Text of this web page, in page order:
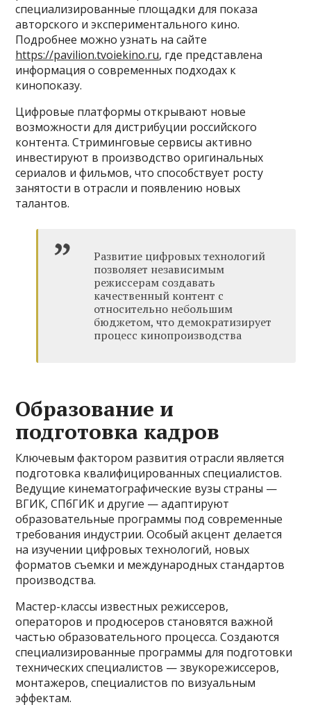
специализированные площадки для показа
авторского и экспериментального кино.
Подробнее можно узнать на сайте
https://pavilion.tvoiekino.ru, где представлена
информация о современных подходах к
кинопоказу.
Цифровые платформы открывают новые
возможности для дистрибуции российского
контента. Стриминговые сервисы активно
инвестируют в производство оригинальных
сериалов и фильмов, что способствует росту
занятости в отрасли и появлению новых
талантов.
Развитие цифровых технологий
позволяет независимым
режиссерам создавать
качественный контент с
относительно небольшим
бюджетом, что демократизирует
процесс кинопроизводства
Образование и
подготовка кадров
Ключевым фактором развития отрасли является
подготовка квалифицированных специалистов.
Ведущие кинематографические вузы страны —
ВГИК, СПбГИК и другие — адаптируют
образовательные программы под современные
требования индустрии. Особый акцент делается
на изучении цифровых технологий, новых
форматов съемки и международных стандартов
производства.
Мастер-классы известных режиссеров,
операторов и продюсеров становятся важной
частью образовательного процесса. Создаются
специализированные программы для подготовки
технических специалистов — звукорежиссеров,
монтажеров, специалистов по визуальным
эффектам.